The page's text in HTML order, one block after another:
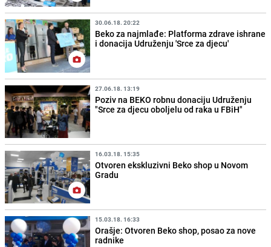
30.06.18. 20:22
Beko za najmlađe: Platforma zdrave ishrane
i donacija Udruženju 'Srce za djecu'
27.06.18. 13:19
Poziv na BEKO robnu donaciju Udruženju
"Srce za djecu oboljelu od raka u FBiH"
16.03.18. 15:35
Otvoren ekskluzivni Beko shop u Novom
Gradu
15.03.18. 16:33
Orašje: Otvoren Beko shop, posao za nove
radnike